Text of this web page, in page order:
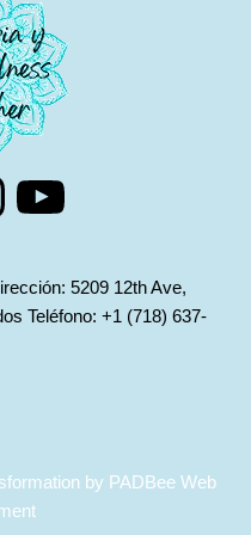
5209 12th Ave,
Teléfono: +1 (718) 637-
by PADBee Web